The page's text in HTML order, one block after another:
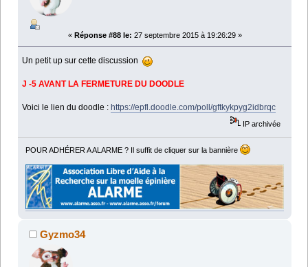
« Réponse #88 le: 27 septembre 2015 à 19:26:29 »
Un petit up sur cette discussion
J -5 AVANT LA FERMETURE DU DOODLE
Voici le lien du doodle : https://epfl.doodle.com/poll/gftkykpyg2idbrqc
IP archivée
POUR ADHÉRER A ALARME ? Il suffit de cliquer sur la bannière
Gyzmo34